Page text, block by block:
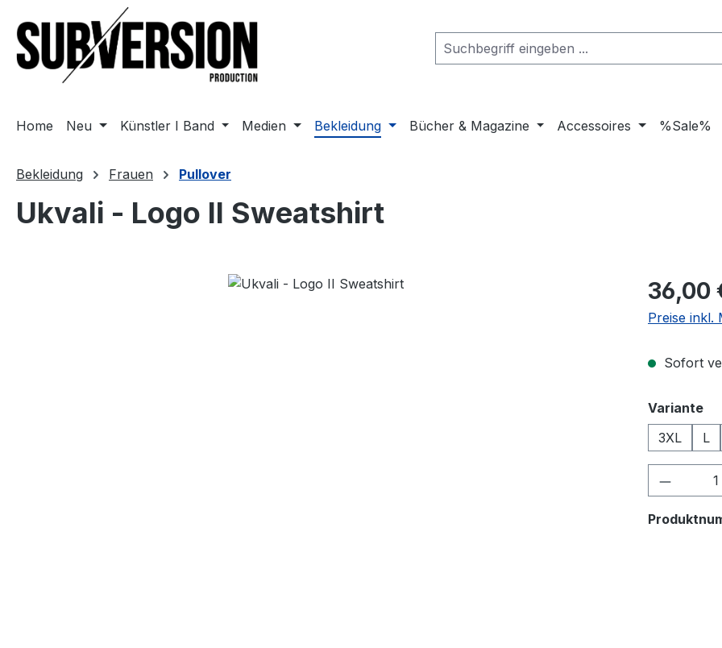
Hauptinhalt springen
Zur Suche springen
Zur Hauptnavigation springen
Home Neu Künstler I Band Medien Bekleidung Bücher & Magazine Accessoires %Sale%
Bekleidung Frauen Pullover
Ukvali - Logo II Sweatshirt
Regulärer
36,00
Preise inkl.
Sofort
Variante
3XL
L